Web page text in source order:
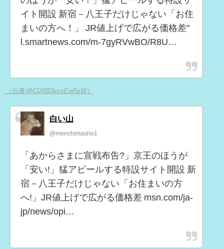
イト開設 新宿－八王子だけじゃない「お住
まいの方へ！」 JR値上げで広がる価格差"
l.smartnews.com/m-7gyRVwBO/R8U…
（出典 @CQlIB3yxsEoi5sW）
白い山
@menchimasho1
「あからさまに宣戦布告?」京王のほうが
「安い!」猛アピールする特設サイト開設 新
宿－八王子だけじゃない「お住まいの方
へ!」JR値上げで広がる価格差 msn.com/ja-
jp/news/opi…